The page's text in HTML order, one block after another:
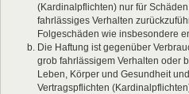
(Kardinalpflichten) nur für
fahrlässiges Verhalten
Folgeschäden wie insbesondere
Die Haftung ist gegenüber
grob fahrlässigem Verhalten oder
Leben, Körper und Gesundheit
Vertragspflichten